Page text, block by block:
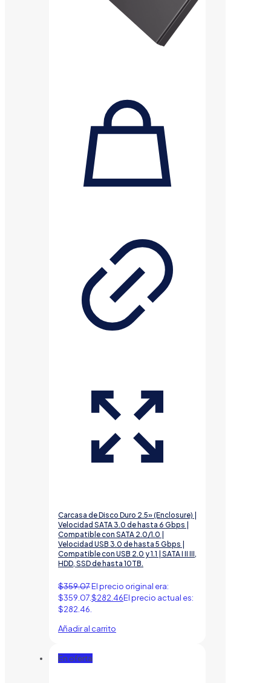
Carcasa de Disco Duro 2.5» (Enclosure) |
Velocidad SATA 3.0 de hasta 6 Gbps |
Compatible con SATA 2.0/1.0 |
Velocidad USB 3.0 de hasta 5 Gbps |
Compatible con USB 2.0 y 1.1 | SATA I II III,
HDD, SSD de hasta 10TB.
$359.07El precio original era:
$359.07.$282.46El precio actual es:
$282.46.
Añadir al carrito
En oferta